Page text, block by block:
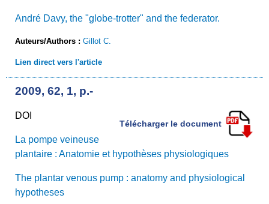
André Davy, the "globe-trotter" and the federator.
Auteurs/Authors : Gillot C.
Lien direct vers l'article
2009, 62, 1, p.-
DOI
Télécharger le document
La pompe veineuse
plantaire : Anatomie et hypothèses physiologiques
The plantar venous pump : anatomy and physiological
hypotheses